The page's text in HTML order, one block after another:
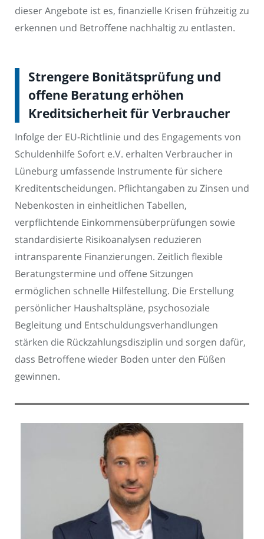
dieser Angebote ist es, finanzielle Krisen frühzeitig zu
erkennen und Betroffene nachhaltig zu entlasten.
Strengere Bonitätsprüfung und
offene Beratung erhöhen
Kreditsicherheit für Verbraucher
Infolge der EU-Richtlinie und des Engagements von
Schuldenhilfe Sofort e.V. erhalten Verbraucher in
Lüneburg umfassende Instrumente für sichere
Kreditentscheidungen. Pflichtangaben zu Zinsen und
Nebenkosten in einheitlichen Tabellen,
verpflichtende Einkommensüberprüfungen sowie
standardisierte Risikoanalysen reduzieren
intransparente Finanzierungen. Zeitlich flexible
Beratungstermine und offene Sitzungen
ermöglichen schnelle Hilfestellung. Die Erstellung
persönlicher Haushaltspläne, psychosoziale
Begleitung und Entschuldungsverhandlungen
stärken die Rückzahlungsdisziplin und sorgen dafür,
dass Betroffene wieder Boden unter den Füßen
gewinnen.